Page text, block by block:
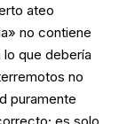
ateo
no contiene
lo que debería
no
puramente